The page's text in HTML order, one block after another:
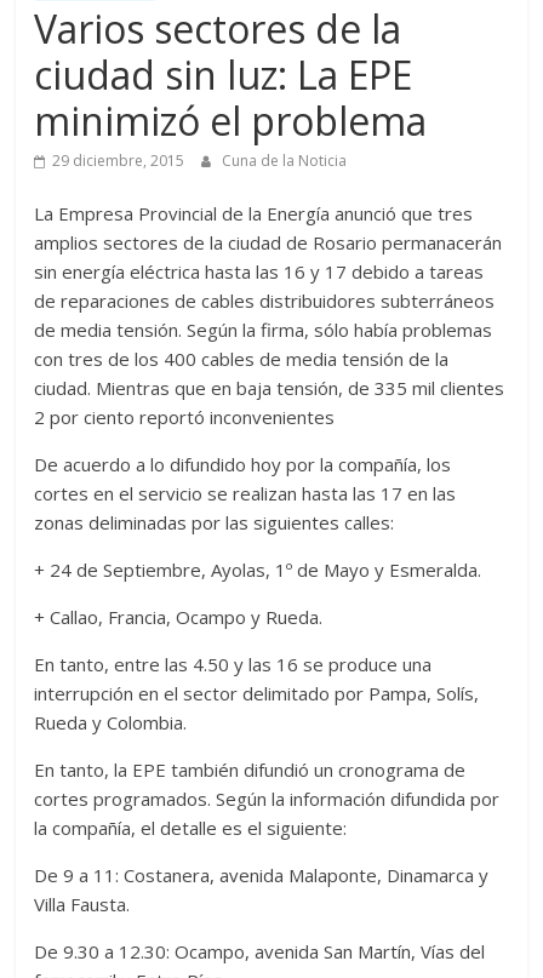
Varios sectores de la
ciudad sin luz: La EPE
minimizó el problema
29 diciembre, 2015 Cuna de la Noticia
La Empresa Provincial de la Energía anunció que tres
amplios sectores de la ciudad de Rosario permanacerán
sin energía eléctrica hasta las 16 y 17 debido a tareas
de reparaciones de cables distribuidores subterráneos
de media tensión. Según la firma, sólo había problemas
con tres de los 400 cables de media tensión de la
ciudad. Mientras que en baja tensión, de 335 mil clientes
2 por ciento reportó inconvenientes
De acuerdo a lo difundido hoy por la compañía, los
cortes en el servicio se realizan hasta las 17 en las
zonas deliminadas por las siguientes calles:
+ 24 de Septiembre, Ayolas, 1º de Mayo y Esmeralda.
+ Callao, Francia, Ocampo y Rueda.
En tanto, entre las 4.50 y las 16 se produce una
interrupción en el sector delimitado por Pampa, Solís,
Rueda y Colombia.
En tanto, la EPE también difundió un cronograma de
cortes programados. Según la información difundida por
la compañía, el detalle es el siguiente:
De 9 a 11: Costanera, avenida Malaponte, Dinamarca y
Villa Fausta.
De 9.30 a 12.30: Ocampo, avenida San Martín, Vías del